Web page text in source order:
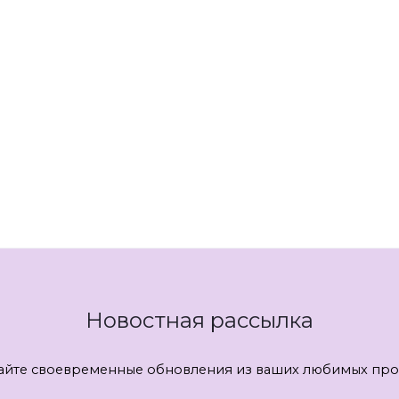
Новостная рассылка
своевременные обновления из ваших любимых